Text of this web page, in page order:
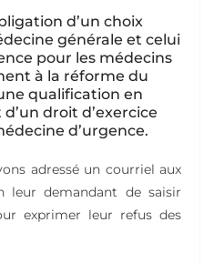
d’un choix
générale et celui
pour les médecins
à la réforme du
qualification en
droit d’exercice
d’urgence.
adressé un courriel aux
leur demandant de saisir
exprimer leur refus des